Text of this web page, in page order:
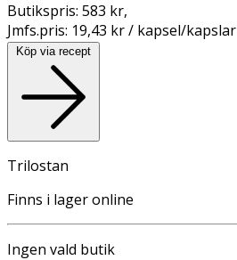
Butikspris: 583 kr,
Jmfs.pris: 19,43 kr / kapsel/kapslar
Köp via recept
Trilostan
Finns i lager online
Ingen vald butik